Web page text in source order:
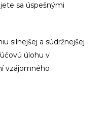
sa úspešnými
silnejšej a súdržnejšej
úlohu v
vzájomného